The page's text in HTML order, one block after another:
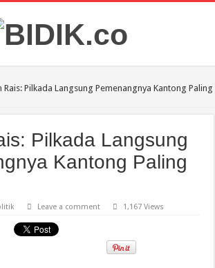
Rais: Pilkada Langsung Pemenangnya Kantong Paling
Pilkada Langsung
Kantong Paling
Leave a comment 1,167 Views